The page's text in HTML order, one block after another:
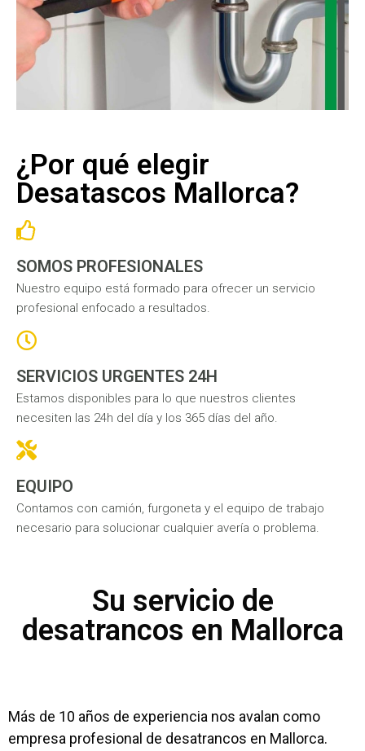
¿Por qué elegir
Desatascos Mallorca?
SOMOS PROFESIONALES
Nuestro equipo está formado para ofrecer un servicio
profesional enfocado a resultados.
SERVICIOS URGENTES 24H
Estamos disponibles para lo que nuestros clientes
necesiten las 24h del día y los 365 días del año.
EQUIPO
Contamos con camión, furgoneta y el equipo de trabajo
necesario para solucionar cualquier avería o problema.
Su servicio de
desatrancos en Mallorca
Más de 10 años de experiencia nos avalan como
empresa profesional de desatrancos en Mallorca.